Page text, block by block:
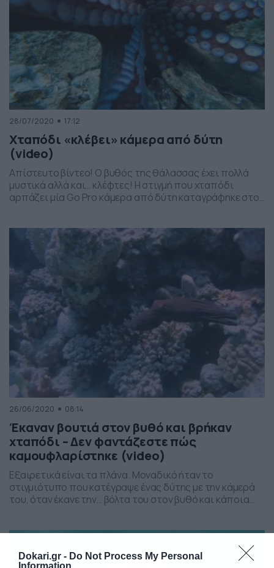
Dokari.gr - Do Not Process My Personal
Information
28/07/2020 17:12
Χταπόδι «κλέβει» κάμερα από δύτη
(video)
Απίστευτο βίντεο! Ο βυθός της θάλασσας έχει πολλά
μυστικά αλλά και… κλέφτες! Η στιγμή που χταπόδι
αρπάζει μία Go Pro κάμερα από δύτη καταγράφηκε στο
αμέσως βεντούζωσε την κάμερα και άρχισε να
απομακρύνεται. Φυσικά ο δύτης δεν […]
26/06/2020 08:14
Έκαναν βουτιά στον βυθό και βρήκαν
χταπόδι – Δεν φαντάζεστε πώς
καμουφλαρίστηκε (video)
Εξαιρετικά είναι τα πλάνα. Μοναδικό ήταν το
στιγμιότυπο που κατέγραψε ένας δύτης με την κάμερά
του, όταν έκανε την… βόλτα του στον βυθό και κάποια
κοραλλιών που ήταν στον βυθό. Ο δύτης χωρίς να το